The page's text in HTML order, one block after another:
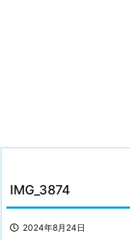
IMG_3874
2024年8月24日